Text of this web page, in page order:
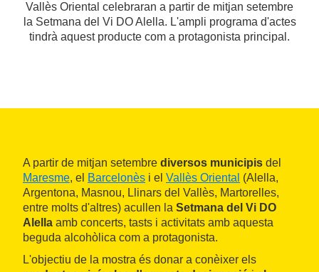
Vallès Oriental celebraran a partir de mitjan setembre
la Setmana del Vi DO Alella. L'ampli programa d'actes
tindrà aquest producte com a protagonista principal.
A partir de mitjan setembre diversos municipis del
Maresme, el Barcelonès i el Vallès Oriental (Alella,
Argentona, Masnou, Llinars del Vallès, Martorelles,
entre molts d'altres) acullen la Setmana del Vi DO
Alella amb concerts, tasts i activitats amb aquesta
beguda alcohòlica com a protagonista.
L'objectiu de la mostra és donar a conèixer els